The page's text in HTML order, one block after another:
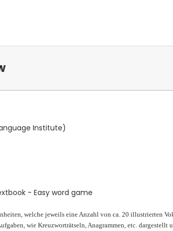
Institute)
- Easy word game
welche jeweils eine Anzahl von ca. 20 illustrierten
wie Kreuzworträtseln, Anagrammen, etc. dargestellt